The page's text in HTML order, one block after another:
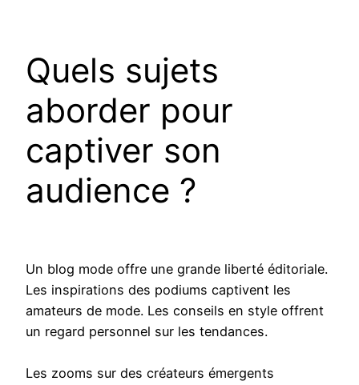
Quels sujets
aborder pour
captiver son
audience ?
Un blog mode offre une grande liberté éditoriale.
Les inspirations des podiums captivent les
amateurs de mode. Les conseils en style offrent
un regard personnel sur les tendances.
Les zooms sur des créateurs émergents